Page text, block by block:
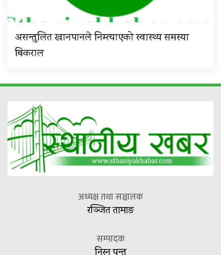
असन्तुलित खानपानले निम्त्याएको स्वास्थ्य समस्या
बिकराल
अध्यक्ष तथा सञ्चालक
रञ्जित तामाङ
सम्पादक